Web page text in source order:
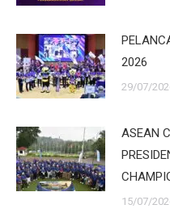
2026
29/07/
ASEAN
15/07/